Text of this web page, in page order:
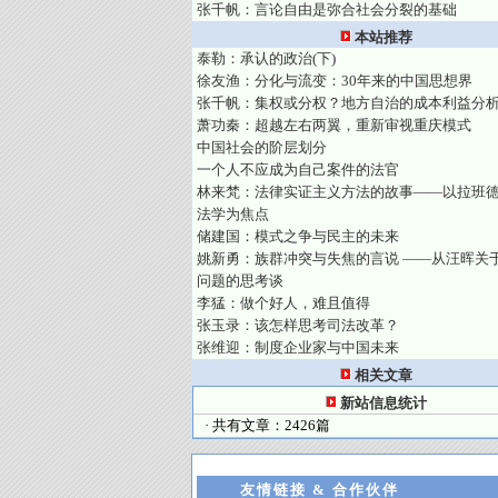
张千帆：言论自由是弥合社会分裂的基础
本站推荐
泰勒：承认的政治(下)
徐友渔：分化与流变：30年来的中国思想界
张千帆：集权或分权？地方自治的成本利益分
萧功秦：超越左右两翼，重新审视重庆模式
中国社会的阶层划分
一个人不应成为自己案件的法官
林来梵：法律实证主义方法的故事——以拉班
法学为焦点
储建国：模式之争与民主的未来
姚新勇：族群冲突与失焦的言说 ——从汪晖关
问题的思考谈
李猛：做个好人，难且值得
张玉录：该怎样思考司法改革？
张维迎：制度企业家与中国未来
相关文章
新站信息统计
· 共有文章：2426篇
友情链接 & 合作伙伴